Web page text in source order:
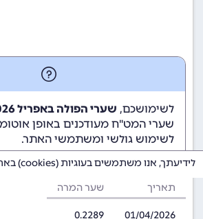
לשימושכם, שערי הפולה באפריל 2026 (04/2026)
שערי המט"ח מעודכנים באופן
לשימוש גולשי ומשתמשי האתר.
תאריך שער המרה
01/04/2026
0.2289
לידיעתך, אנו משתמשים בעוגיות (cookies) באתר זה.